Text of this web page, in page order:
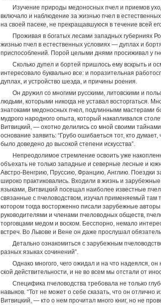
Изучение природы медоносных пчел и приемов
включало и наблюдение за жизнью пчел в
на своей пасеке, не прекращавшуюся в течение всей
Проживая в богатых лесами западных губерниях
жизнью пчел в естественных условиях — дуплах и
приспособлений. Порой целыми днями просиживал у
Сколько дупел и бортей пришлось ему вскрыть и
интересовало буквально все: и поразительная
дуплах, и устройство шеэда, и причины роения.
Он дружил со многими русскими, литовскими и
людьми, которыми никогда не уставал восторгаться.
знатоками медоносных пчел, подлинными мастерами
мудрого народного опыта, который накапливался
Витвицкий, — охотно делились со мной своими
основание заявить: “Грубо ошибаеться тот, кто
было доведено до высокой степени искусства”.
Непреодолимое стремление освоить уже
объехать не только западные и северные лесные и
Австро-Венгрию, Пруссию, Францию, Англию. Поездки
широко практиковались. Входили в жизнь и
языками, Витвицкий посещал наиболее известные
связанные с пчеловодством, изучал применяемый
котором тогда восторженно писали зарубежные
руководителями и членами пчеловодных обществ,
торговцами медом и воском. Бесспорно, немало
встреч. Во Львове и Вене он даже прослушал
Детально ознакомиться с зарубежным
разных языках сочинений”.
Однако многого, чего ожидал и на что надеялся,
ской действительности, и не во всем мы отстали от
Специфика пчеловодства требовала не только
навыков. “Тот не может о себе сказать, что он
Витвицкий, — кто о нем прочитал много книг, но не